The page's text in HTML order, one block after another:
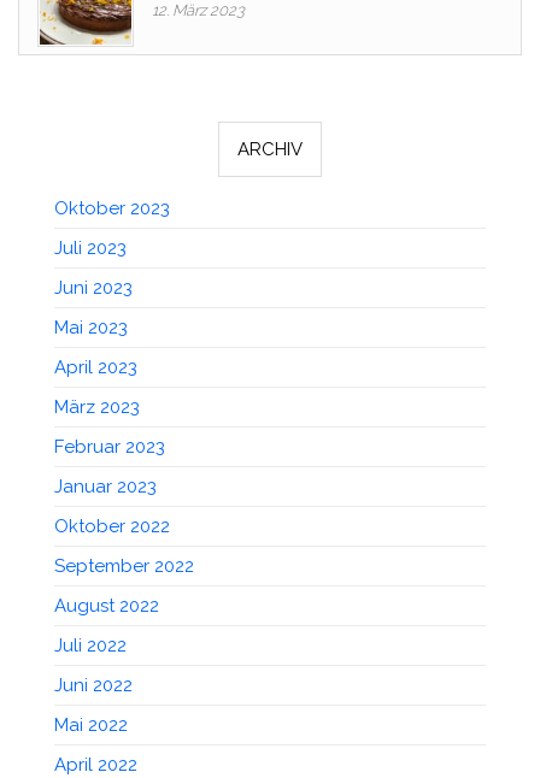
12. März 2023
ARCHIV
Oktober 2023
Juli 2023
Juni 2023
Mai 2023
April 2023
März 2023
Februar 2023
Januar 2023
Oktober 2022
September 2022
August 2022
Juli 2022
Juni 2022
Mai 2022
April 2022